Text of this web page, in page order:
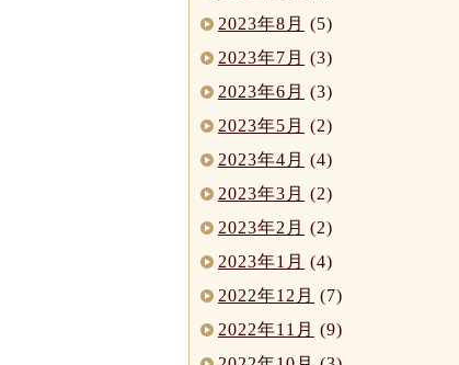
2023年8月 (5)
2023年7月 (3)
2023年6月 (3)
2023年5月 (2)
2023年4月 (4)
2023年3月 (2)
2023年2月 (2)
2023年1月 (4)
2022年12月 (7)
2022年11月 (9)